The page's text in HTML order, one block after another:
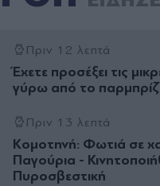
Πριν 12 λεπτά
Έχετε προσέξει τις
γύρω από το παρμπρίζ;
Πριν 13 λεπτά
Κομοτηνή: Φωτιά σε
Παγούρια -
Πυροσβεστική